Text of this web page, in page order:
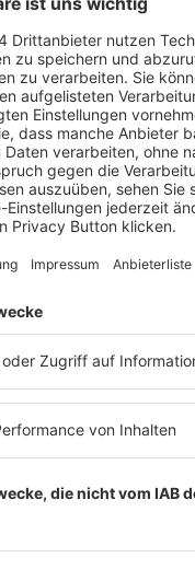
mittelständischen
Interessen auf Bundes-
Fragestellungen
1995 Zulassung als